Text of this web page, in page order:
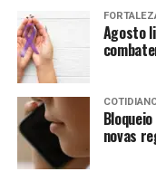
Agosto
novas